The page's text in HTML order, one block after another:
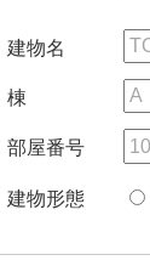
建物名
棟
部屋番号
建物形態